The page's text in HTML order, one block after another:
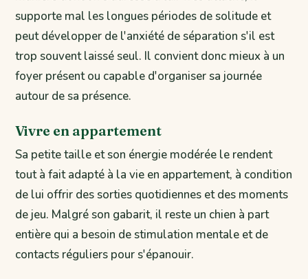
supporte mal les longues périodes de solitude et
peut développer de l'anxiété de séparation s'il est
trop souvent laissé seul. Il convient donc mieux à un
foyer présent ou capable d'organiser sa journée
autour de sa présence.
Vivre en appartement
Sa petite taille et son énergie modérée le rendent
tout à fait adapté à la vie en appartement, à condition
de lui offrir des sorties quotidiennes et des moments
de jeu. Malgré son gabarit, il reste un chien à part
entière qui a besoin de stimulation mentale et de
contacts réguliers pour s'épanouir.